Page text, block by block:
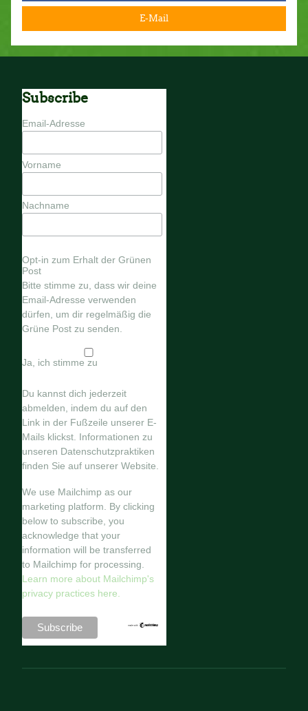
E-Mail
Subscribe
Email-Adresse
Vorname
Nachname
Opt-in zum Erhalt der Grünen
Post
Bitte stimme zu, dass wir deine
Email-Adresse verwenden
dürfen, um dir regelmäßig die
Grüne Post zu senden.
Ja, ich stimme zu
Du kannst dich jederzeit
abmelden, indem du auf den
Link in der Fußzeile unserer E-
Mails klickst. Informationen zu
unseren Datenschutzpraktiken
finden Sie auf unserer Website.
We use Mailchimp as our
marketing platform. By clicking
below to subscribe, you
acknowledge that your
information will be transferred
to Mailchimp for processing.
Learn more about Mailchimp's
privacy practices here.